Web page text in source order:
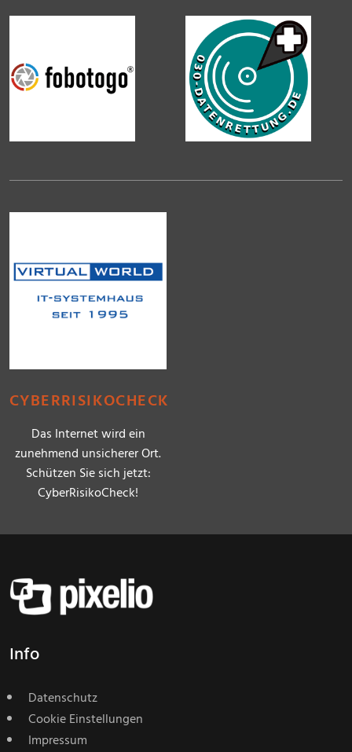
CYBERRISIKOCHECK
Das Internet wird ein
zunehmend unsicherer Ort.
Schützen Sie sich jetzt:
CyberRisikoCheck!
Info
Datenschutz
Cookie Einstellungen
Impressum